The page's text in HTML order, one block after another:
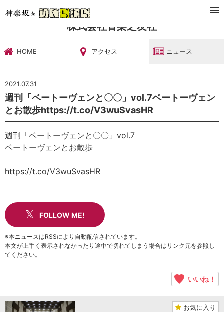
文化施設・ギャラリー
株式会社音楽之友社
HOME アクセス ニュース
2021.07.31
週刊「ベートーヴェンと〇〇」vol.7ベートーヴェン
とお散歩https://t.co/V3wuSvasHR
週刊「ベートーヴェンと〇〇」vol.7
ベートーヴェンとお散歩
https://t.co/V3wuSvasHR
FOLLOW ME!
※本ニュースはRSSにより自動配信されています。
本文が上手く表示されなかったり途中で切れてしまう場合はリンク元を参照し
てください。
いいね！
お気に入り